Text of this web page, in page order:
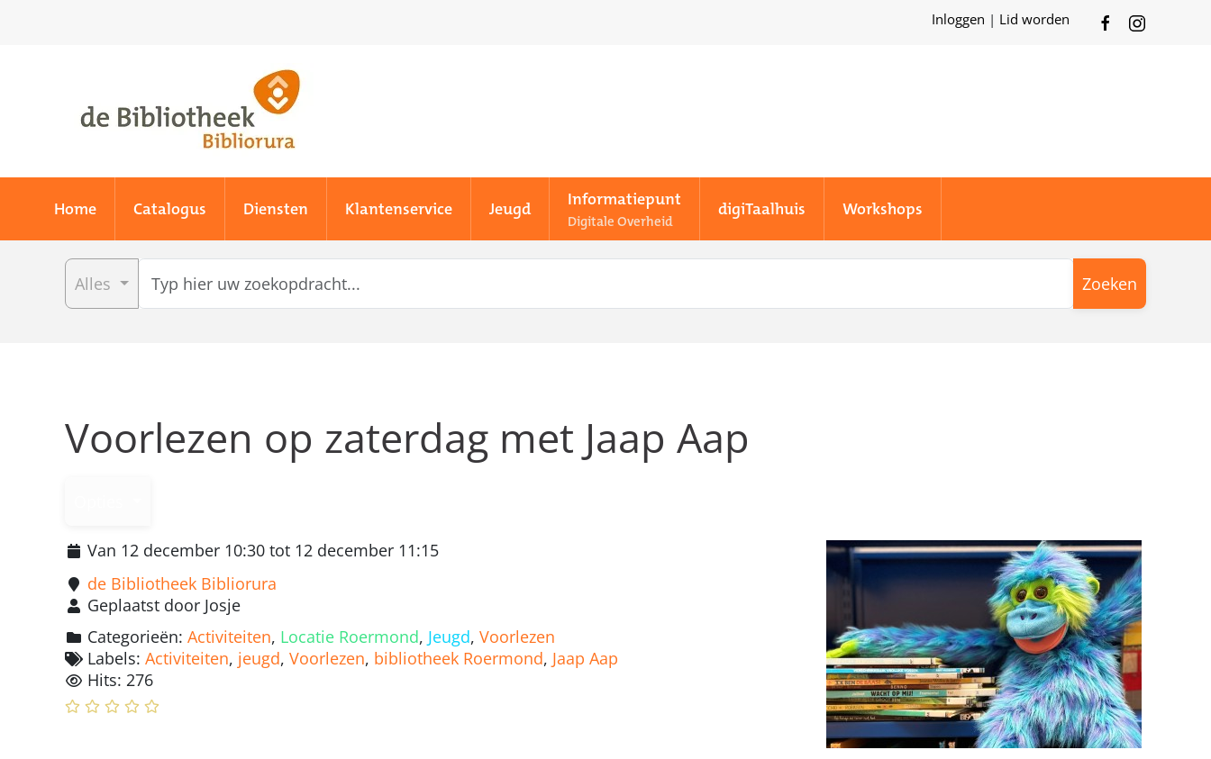
Inloggen | Lid worden
Home Catalogus Diensten Klantenservice Jeugd Informatiepunt
Digitale Overheid
digiTaalhuis Workshops
Alles Zoeken
Voorlezen op zaterdag met Jaap Aap
Van 12 december 10:30 tot 12 december 11:15
de Bibliotheek Bibliorura
Geplaatst door Josje
Categorieën: Activiteiten, Locatie Roermond, Jeugd, Voorlezen
Labels: Activiteiten, jeugd, Voorlezen, bibliotheek Roermond, Jaap Aap
Hits: 276